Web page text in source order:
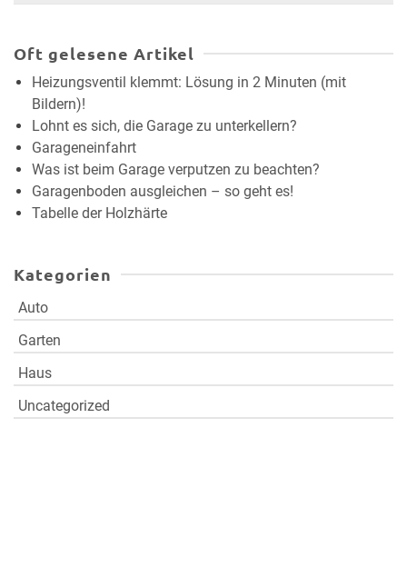
Oft gelesene Artikel
Heizungsventil klemmt: Lösung in 2 Minuten (mit
Bildern)!
Lohnt es sich, die Garage zu unterkellern?
Garageneinfahrt
Was ist beim Garage verputzen zu beachten?
Garagenboden ausgleichen – so geht es!
Tabelle der Holzhärte
Kategorien
Auto
Garten
Haus
Uncategorized